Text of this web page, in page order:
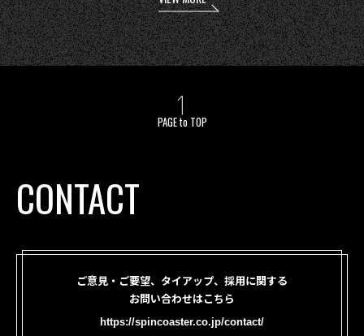
PAGE to TOP
CONTACT
ご意見・ご要望、タイアップ、採用に関する
お問い合わせはこちら
https://spincoaster.co.jp/contact/